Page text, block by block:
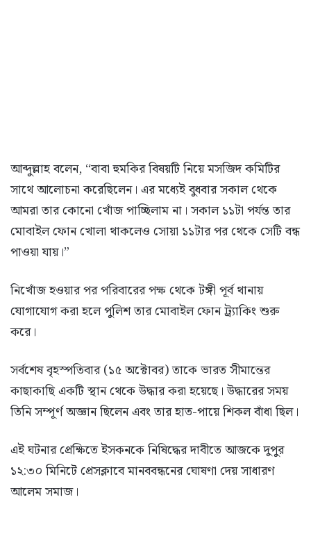
আব্দুল্লাহ বলেন, “বাবা হুমকির বিষয়টি নিয়ে মসজিদ কমিটির
সাথে আলোচনা করেছিলেন। এর মধ্যেই বুধবার সকাল থেকে
আমরা তার কোনো খোঁজ পাচ্ছিলাম না। সকাল ১১টা পর্যন্ত তার
মোবাইল ফোন খোলা থাকলেও সোয়া ১১টার পর থেকে সেটি বন্ধ
পাওয়া যায়।”
নিখোঁজ হওয়ার পর পরিবারের পক্ষ থেকে টঙ্গী পূর্ব থানায়
যোগাযোগ করা হলে পুলিশ তার মোবাইল ফোন ট্র্যাকিং শুরু
করে।
সর্বশেষ বৃহস্পতিবার (১৫ অক্টোবর) তাকে ভারত সীমান্তের
কাছাকাছি একটি স্থান থেকে উদ্ধার করা হয়েছে। উদ্ধারের সময়
তিনি সম্পূর্ণ অজ্ঞান ছিলেন এবং তার হাত-পায়ে শিকল বাঁধা ছিল।
এই ঘটনার প্রেক্ষিতে ইসকনকে নিষিদ্ধের দাবীতে আজকে দুপুর
১২:৩০ মিনিটে প্রেসক্লাবে মানববন্ধনের ঘোষণা দেয় সাধারণ
আলেম সমাজ।